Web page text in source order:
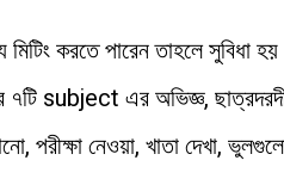
মিটিং করতে পারেন তাহলে সুবিধা
subject এর অভিজ্ঞ, ছাত্রদরদী
পরীক্ষা নেওয়া, খাতা দেখা,